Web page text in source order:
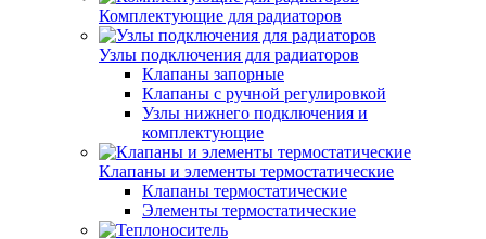
Комплектующие для радиаторов
Узлы подключения для радиаторов
Клапаны запорные
Клапаны с ручной регулировкой
Узлы нижнего подключения и
комплектующие
Клапаны и элементы термостатические
Клапаны термостатические
Элементы термостатические